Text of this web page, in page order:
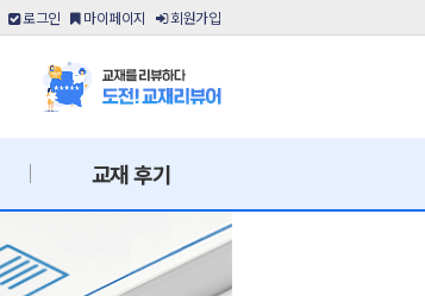
로그인 마이페이지 회원가입
교재 후기